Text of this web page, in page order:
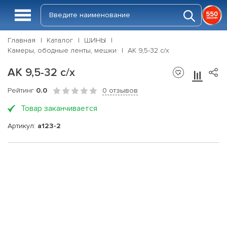
Главная Каталог
ШИНЫ
Камеры, ободные ленты, мешки
АК 9,5-32 с/х
АК 9,5-32 с/х
Рейтинг 0.0 0 отзывов
Товар заканчивается
Артикул: a123-2